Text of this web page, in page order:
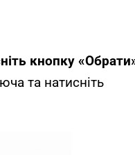
кнопку
та натисніть